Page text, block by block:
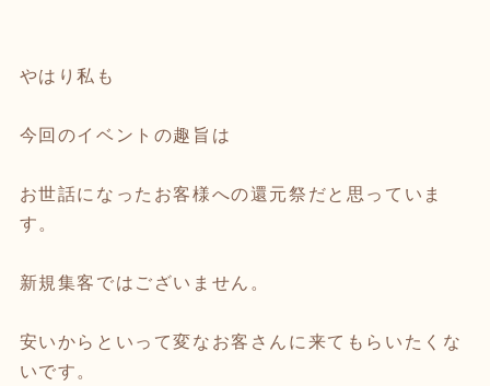
やはり私も
今回のイベントの趣旨は
お世話になったお客様への還元祭だと思っていま
す。
新規集客ではございません。
安いからといって変なお客さんに来てもらいたくな
いです。